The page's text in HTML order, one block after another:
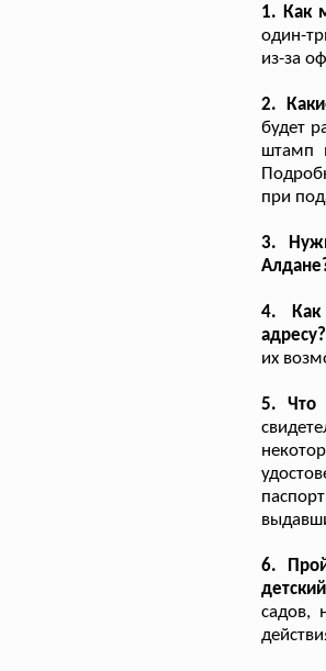
1. Как
один-
из-за
2.
будет
штамп
при
3.
4. Как
адресу?
их
5. Что
6.
садов,